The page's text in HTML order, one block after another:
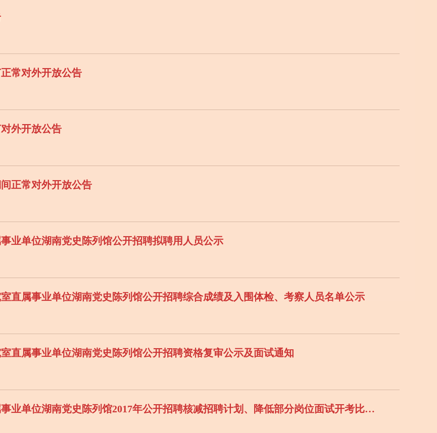
常对外开放公告
外开放公告
正常对外开放公告
业单位湖南党史陈列馆公开招聘拟聘用人员公示
直属事业单位湖南党史陈列馆公开招聘综合成绩及入围体检、考察人员名单公示
直属事业单位湖南党史陈列馆公开招聘资格复审公示及面试通知
中共湖南省委党史研究室直属事业单位湖南党史陈列馆2017年公开招聘核减招聘计划、降低部分岗位面试开考比例的公告